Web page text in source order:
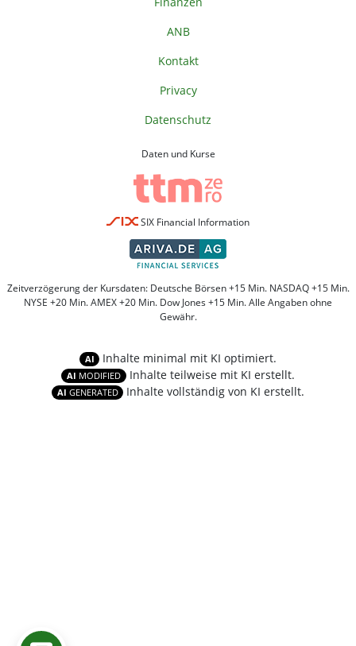
ANB
Kontakt
Privacy
Datenschutz
Daten und Kurse
SIX Financial Information
Zeitverzögerung der Kursdaten: Deutsche Börsen +15 Min. NASDAQ +15 Min.
NYSE +20 Min. AMEX +20 Min. Dow Jones +15 Min. Alle Angaben ohne
Gewähr.
AI Inhalte minimal mit KI optimiert.
AI MODIFIED Inhalte teilweise mit KI erstellt.
AI GENERATED Inhalte vollständig von KI erstellt.